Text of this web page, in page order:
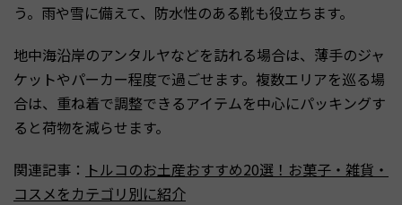
う。雨や雪に備えて、防水性のある靴も役立ちます。
地中海沿岸のアンタルヤなどを訪れる場合は、薄手のジャ
ケットやパーカー程度で過ごせます。複数エリアを巡る場
合は、重ね着で調整できるアイテムを中心にパッキングす
ると荷物を減らせます。
関連記事： トルコのお土産おすすめ20選！お菓子・雑貨・
コスメをカテゴリ別に紹介